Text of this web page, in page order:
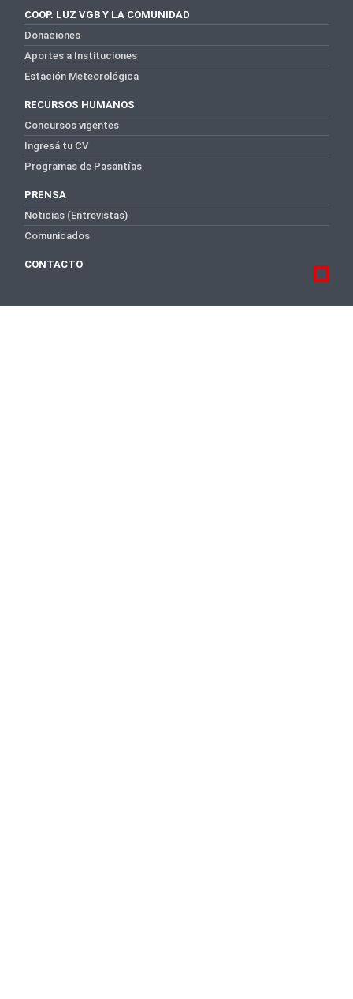
COOP. LUZ VGB Y LA COMUNIDAD
Donaciones
Aportes a Instituciones
Estación Meteorológica
RECURSOS HUMANOS
Concursos vigentes
Ingresá tu CV
Programas de Pasantías
PRENSA
Noticias (Entrevistas)
Comunicados
CONTACTO